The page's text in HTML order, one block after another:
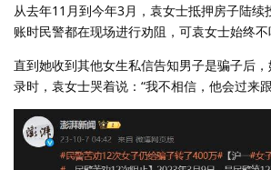
从去年11月到今年3月，袁女士抵押房子陆
账时民警都在现场进行劝阻，可袁女士始终不
直到她收到其他女生私信告知男子是骗子后
录时，袁女士哭着说：“我不相信，他会过来